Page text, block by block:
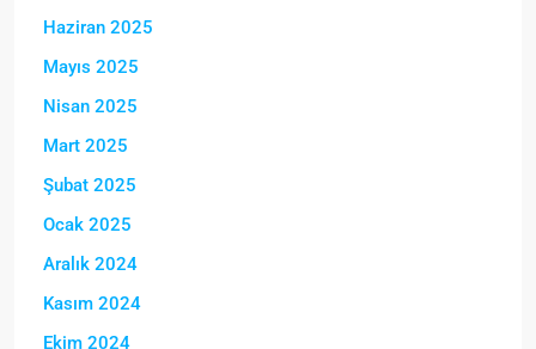
Haziran 2025
Mayıs 2025
Nisan 2025
Mart 2025
Şubat 2025
Ocak 2025
Aralık 2024
Kasım 2024
Ekim 2024